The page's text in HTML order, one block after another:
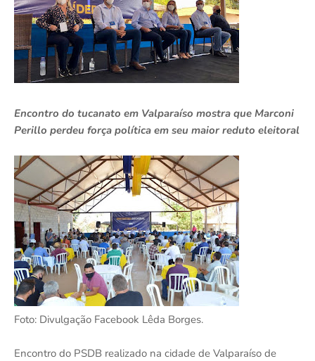
Encontro do tucanato em Valparaíso mostra que Marconi
Perillo perdeu força política em seu maior reduto eleitoral
Foto: Divulgação Facebook Lêda Borges.
Encontro do PSDB realizado na cidade de Valparaíso de